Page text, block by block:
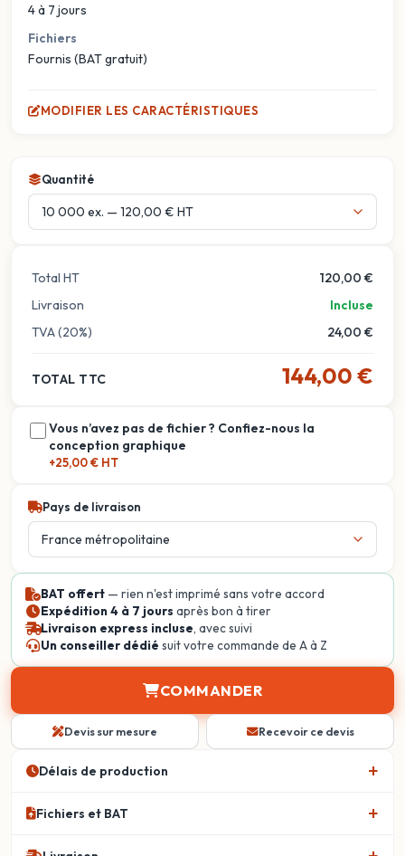
4 à 7 jours
Fichiers
Fournis (BAT gratuit)
MODIFIER LES CARACTÉRISTIQUES
Quantité
Total HT
120,00 €
Livraison
Incluse
TVA (20%)
24,00 €
TOTAL TTC 144,00 €
Vous n’avez pas de fichier ? Confiez-nous la
conception graphique
+25,00 € HT
Pays de livraison
BAT offert — rien n'est imprimé sans votre accord
Expédition 4 à 7 jours après bon à tirer
Livraison express incluse, avec suivi
Un conseiller dédié suit votre commande de A à Z
COMMANDER
Devis sur mesure Recevoir ce devis
Délais de production
Fichiers et BAT